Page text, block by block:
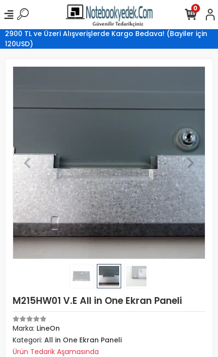
2900 TL ve Üzeri Alışverişlerde Kargo Bedava! (Bayiler için
120USD)
0
M215HW01 V.E All in One Ekran Paneli
Marka: LineOn
Kategori: All in One Ekran Paneli
Ürün Tedarik Aşamasında